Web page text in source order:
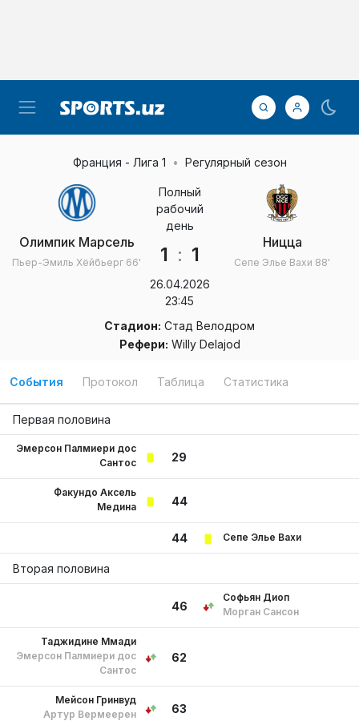
Франция - Лига 1 Регулярный сезон
Олимпик Марсель
Пьер-Эмиль Хёйбьерг 66'
Полный
рабочий
день
1 : 1
26.04.2026
23:45
Ницца
Сепе Элье Вахи 88'
Стадион: Стад Велодром
Рефери: Willy Delajod
События Протокол Таблица Статистика
Первая половина
29
Эмерсон Палмиери дос
Сантос
44
Факундо Аксель
Медина
44 Сепе Элье Вахи
Вторая половина
46
Софьян Диоп
Морган Сансон
62
Таджидине Ммади
Эмерсон Палмиери дос
Сантос
63
Мейсон Гринвуд
Артур Вермеерен